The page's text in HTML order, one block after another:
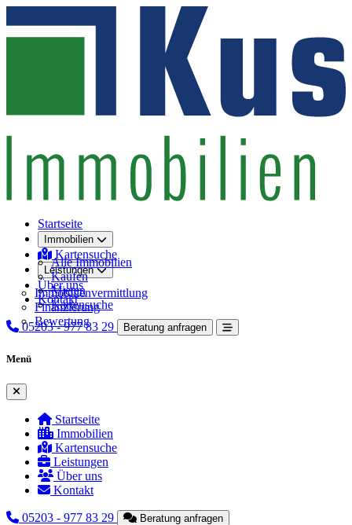
Startseite
Immobilien
Alle Immobilien
Kaufen
Mieten
Kartensuche
Kartensuche
Leistungen
Immobilienvermittlung
Finanzierung
Bewertung
Über uns
Kontakt
05203 - 977 83 29 Beratung anfragen
Menü
Menü schließen
Startseite
Immobilien
Kartensuche
Leistungen
Über uns
Kontakt
05203 - 977 83 29 Beratung anfragen